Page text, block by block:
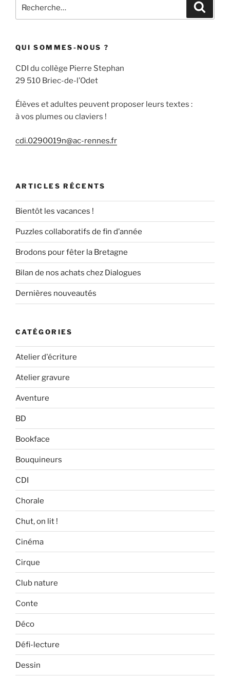
pour
QUI SOMMES-NOUS ?
CDI du collège Pierre Stephan
29 510 Briec-de-l’Odet
Élèves et adultes peuvent proposer leurs textes :
à vos plumes ou claviers !
cdi.0290019n@ac-rennes.fr
ARTICLES RÉCENTS
Bientôt les vacances !
Puzzles collaboratifs de fin d’année
Brodons pour fêter la Bretagne
Bilan de nos achats chez Dialogues
Dernières nouveautés
CATÉGORIES
Atelier d'écriture
Atelier gravure
Aventure
BD
Bookface
Bouquineurs
CDI
Chorale
Chut, on lit !
Cinéma
Cirque
Club nature
Conte
Déco
Défi-lecture
Dessin